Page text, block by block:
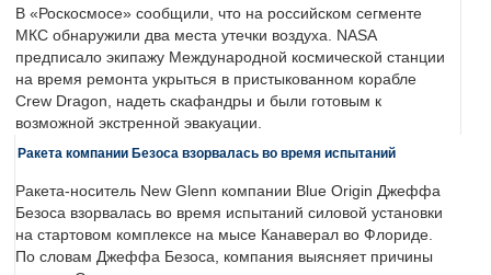
В «Роскосмосе» сообщили, что на российском сегменте
МКС обнаружили два места утечки воздуха. NASA
предписало экипажу Международной космической станции
на время ремонта укрыться в пристыкованном корабле
Crew Dragon, надеть скафандры и были готовым к
возможной экстренной эвакуации.
Ракета компании Безоса взорвалась во время испытаний
Ракета-носитель New Glenn компании Blue Origin Джеффа
Безоса взорвалась во время испытаний силовой установки
на стартовом комплексе на мысе Канаверал во Флориде.
По словам Джеффа Безоса, компания выясняет причины